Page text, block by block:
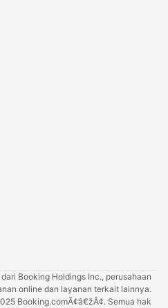
Booking Holdings Inc., perusahaan
online dan layanan terkait lainnya.
Booking.comÃ¢â€žÂ¢. Semua hak